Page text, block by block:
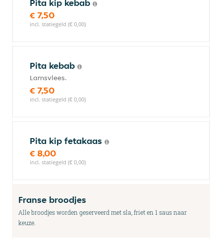
Pita kip kebab
€ 7,50
incl. statiegeld (€ 0,00)
Pita kebab
Lamsvlees.
€ 7,50
incl. statiegeld (€ 0,00)
Pita kip fetakaas
€ 8,00
incl. statiegeld (€ 0,00)
Franse broodjes
Alle broodjes worden geserveerd met sla, friet en 1 saus naar
keuze.